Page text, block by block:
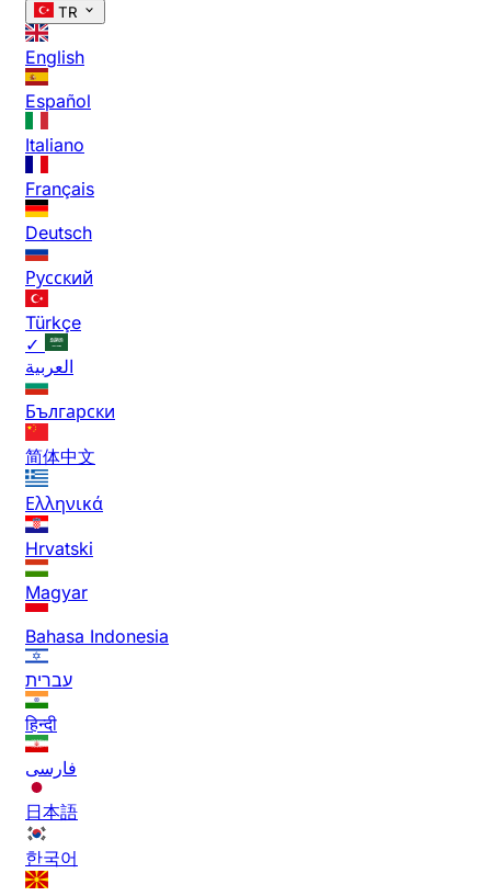
TR
English
Español
Italiano
Français
Deutsch
Русский
Türkçe
✓
العربية
Български
简体中文
Ελληνικά
Hrvatski
Magyar
Bahasa Indonesia
עברית
हिन्दी
فارسی
日本語
한국어